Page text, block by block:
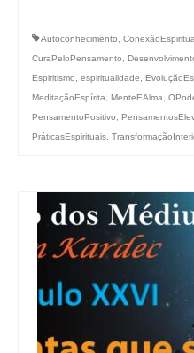
Autoconhecimento
CuraPeloPensamento
Espiritismo
espiritualidade
MeditaçãoEspírita
MenteEAlma
PensamentoPositivo
PráticasEspirituais